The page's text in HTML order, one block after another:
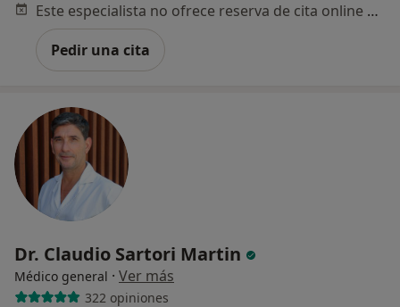
Este especialista no ofrece reserva de cita online en esta dirección.
Pedir una cita
Dr. Claudio Sartori Martin
Médico general · Ver más
322 opiniones